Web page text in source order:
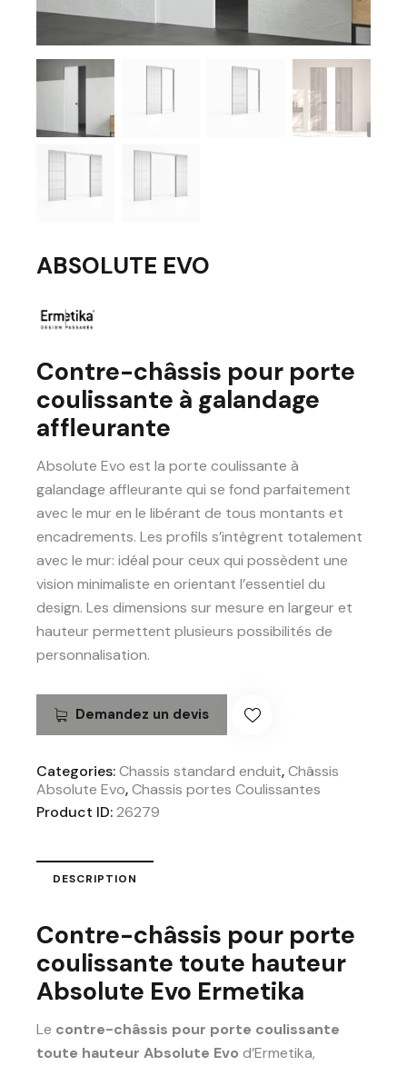
ABSOLUTE EVO
Contre-châssis pour porte
coulissante à galandage
affleurante
Absolute Evo est la porte coulissante à
galandage affleurante qui se fond parfaitement
avec le mur en le libérant de tous montants et
encadrements. Les profils s’intègrent totalement
avec le mur: idéal pour ceux qui possèdent une
vision minimaliste en orientant l’essentiel du
design. Les dimensions sur mesure en largeur et
hauteur permettent plusieurs possibilités de
personnalisation.
Demandez un devis
Categories:Chassis standard enduit,Châssis
Absolute Evo,Chassis portes Coulissantes
Product ID:26279
DESCRIPTION
Contre-châssis pour porte
coulissante toute hauteur
Absolute Evo Ermetika
Le contre-châssis pour porte coulissante
toute hauteur Absolute Evo d’Ermetika,